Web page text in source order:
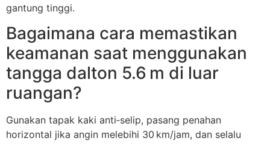
gantung tinggi.
Bagaimana cara memastikan
keamanan saat menggunakan
tangga dalton 5.6 m di luar
ruangan?
Gunakan tapak kaki anti‑selip, pasang penahan
horizontal jika angin melebihi 30 km/jam, dan selalu